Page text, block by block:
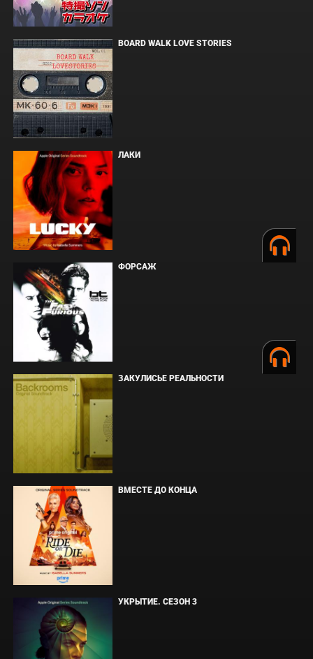
BOARD WALK LOVE STORIES
ЛАКИ
ФОРСАЖ
ЗАКУЛИСЬЕ РЕАЛЬНОСТИ
ВМЕСТЕ ДО КОНЦА
УКРЫТИЕ. СЕЗОН 3